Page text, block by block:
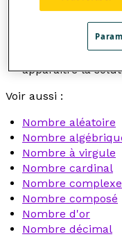
a dix chiffres, soit
Comme les
chiffre, on peut y
moment-là, c'est
apparaitre la
Voir aussi :
Nombre aléatoire
Nombre
Nombre à virgule
Nombre cardinal
Nombre complexe
Nombre composé
Nombre d'or
Nombre décimal